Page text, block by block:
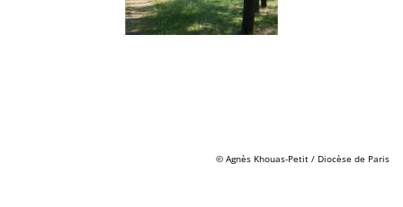
© Agnès Khouas-Petit / Diocèse de Paris